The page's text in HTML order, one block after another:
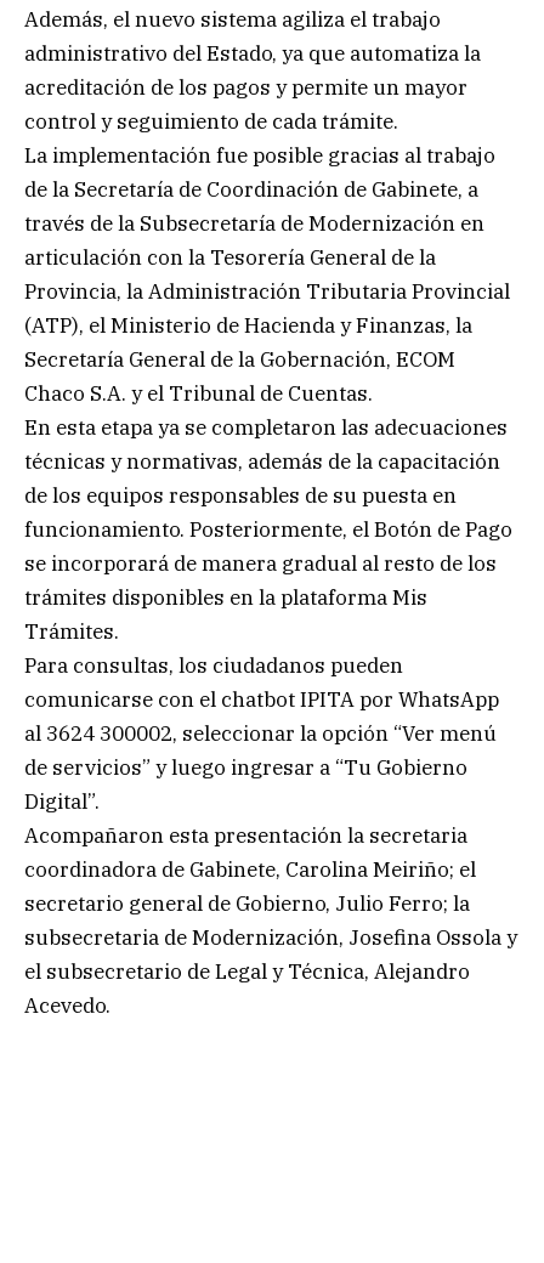
Además, el nuevo sistema agiliza el trabajo
administrativo del Estado, ya que automatiza la
acreditación de los pagos y permite un mayor
control y seguimiento de cada trámite.
La implementación fue posible gracias al trabajo
de la Secretaría de Coordinación de Gabinete, a
través de la Subsecretaría de Modernización en
articulación con la Tesorería General de la
Provincia, la Administración Tributaria Provincial
(ATP), el Ministerio de Hacienda y Finanzas, la
Secretaría General de la Gobernación, ECOM
Chaco S.A. y el Tribunal de Cuentas.
En esta etapa ya se completaron las adecuaciones
técnicas y normativas, además de la capacitación
de los equipos responsables de su puesta en
funcionamiento. Posteriormente, el Botón de Pago
se incorporará de manera gradual al resto de los
trámites disponibles en la plataforma Mis
Trámites.
Para consultas, los ciudadanos pueden
comunicarse con el chatbot IPITA por WhatsApp
al 3624 300002, seleccionar la opción “Ver menú
de servicios” y luego ingresar a “Tu Gobierno
Digital”.
Acompañaron esta presentación la secretaria
coordinadora de Gabinete, Carolina Meiriño; el
secretario general de Gobierno, Julio Ferro; la
subsecretaria de Modernización, Josefina Ossola y
el subsecretario de Legal y Técnica, Alejandro
Acevedo.